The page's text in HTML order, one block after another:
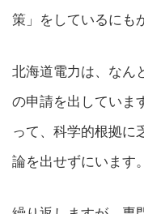
策」をしているにも
北海道電力は、なん
の申請を出していま
って、科学的根拠に
論を出せずにいます。